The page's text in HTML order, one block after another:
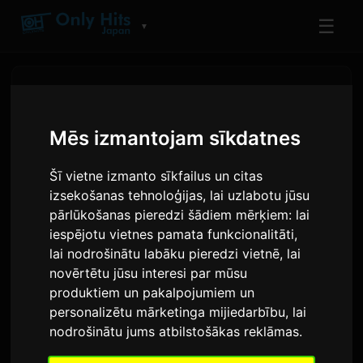
Mēs izmantojam sīkdatnes
Šī vietne izmanto sīkfailus un citas
izsekošanas tehnoloģijas, lai uzlabotu jūsu
pārlūkošanas pieredzi šādiem mērķiem: lai
iespējotu vietnes pamata funkcionalitāti,
lai nodrošinātu labāku pieredzi vietnē, lai
novērtētu jūsu interesi par mūsu
produktiem un pakalpojumiem un
personalizētu mārketinga mijiedarbību, lai
nodrošinātu jums atbilstošākas reklāmas.
▼ ☰
MXV debitē Nippon
Columbia ar singlu 'Perfume'
Autors:Sam
4 jūnijs 2026